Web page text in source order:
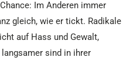
Im Anderen immer
gleich, wie er tickt. Radikale
auf Hass und Gewalt,
sind in ihrer